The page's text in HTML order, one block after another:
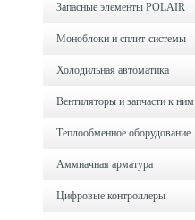
Запасные элементы POLAIR
Моноблоки и cплит-системы
Холодильная автоматика
Вентиляторы и запчасти к ним
Теплообменное оборудование
Аммиачная арматура
Цифровые контроллеры